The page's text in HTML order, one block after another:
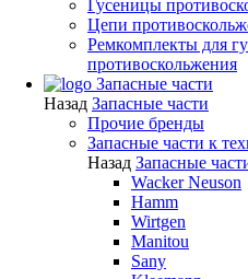
Гусеницы
Цепи
Ремкомплекты для
противоскольжения
Запасные части
Назад Запасные части
Прочие бренды
Запасные части к
Назад Запасные
Wacker Neuson
Hamm
Wirtgen
Manitou
Sany